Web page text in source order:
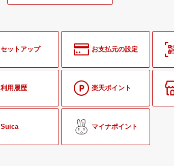
セットアップ お支払元の設定
利用履歴 楽天ポイント
Suica マイナポイント